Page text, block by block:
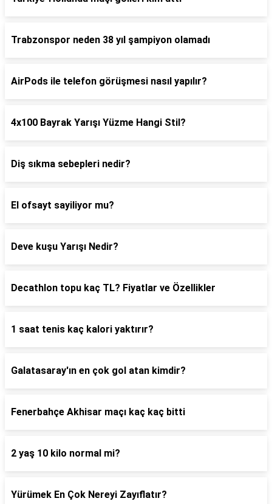
Trabzonspor neden 38 yıl şampiyon olamadı
AirPods ile telefon görüşmesi nasıl yapılır?
4x100 Bayrak Yarışı Yüzme Hangi Stil?
Diş sıkma sebepleri nedir?
El ofsayt sayiliyor mu?
Deve kuşu Yarışı Nedir?
Decathlon topu kaç TL? Fiyatlar ve Özellikler
1 saat tenis kaç kalori yaktırır?
Galatasaray'ın en çok gol atan kimdir?
Fenerbahçe Akhisar maçı kaç kaç bitti
2 yaş 10 kilo normal mi?
Yürümek En Çok Nereyi Zayıflatır?